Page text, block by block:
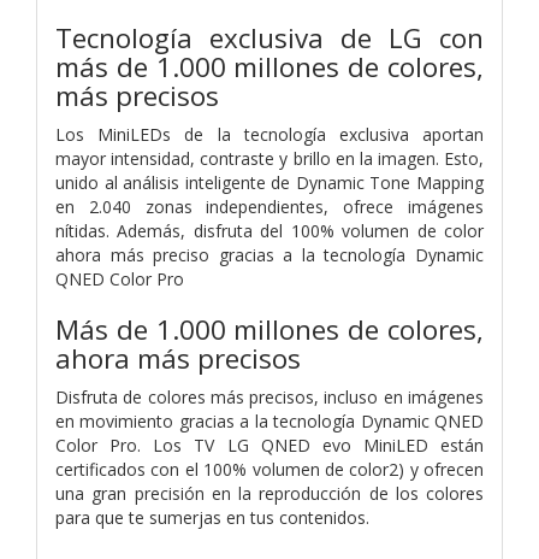
Tecnología exclusiva de LG con
más de 1.000 millones de colores,
más precisos
Los MiniLEDs de la tecnología exclusiva aportan
mayor intensidad, contraste y brillo en la imagen. Esto,
unido al análisis inteligente de Dynamic Tone Mapping
en 2.040 zonas independientes, ofrece imágenes
nítidas. Además, disfruta del 100% volumen de color
ahora más preciso gracias a la tecnología Dynamic
QNED Color Pro
Más de 1.000 millones de colores,
ahora más precisos
Disfruta de colores más precisos, incluso en imágenes
en movimiento gracias a la tecnología Dynamic QNED
Color Pro. Los TV LG QNED evo MiniLED están
certificados con el 100% volumen de color2) y ofrecen
una gran precisión en la reproducción de los colores
para que te sumerjas en tus contenidos.